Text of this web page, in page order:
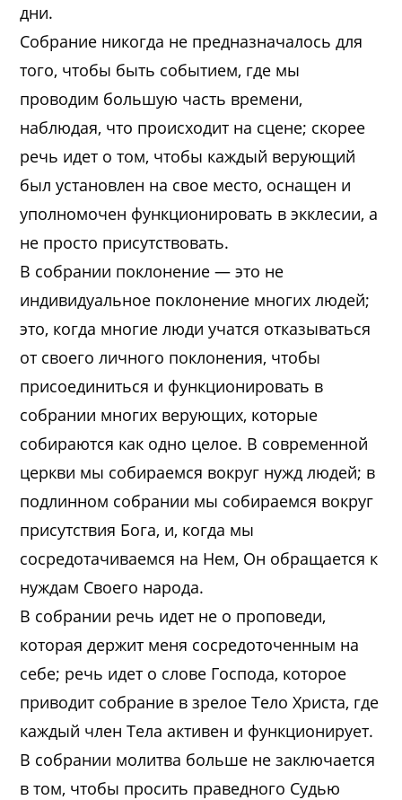
дни.
Собрание никогда не предназначалось для
того, чтобы быть событием, где мы
проводим большую часть времени,
наблюдая, что происходит на сцене; скорее
речь идет о том, чтобы каждый верующий
был установлен на свое место, оснащен и
уполномочен функционировать в экклесии, а
не просто присутствовать.
В собрании поклонение — это не
индивидуальное поклонение многих людей;
это, когда многие люди учатся отказываться
от своего личного поклонения, чтобы
присоединиться и функционировать в
собрании многих верующих, которые
собираются как одно целое. В современной
церкви мы собираемся вокруг нужд людей; в
подлинном собрании мы собираемся вокруг
присутствия Бога, и, когда мы
сосредотачиваемся на Нем, Он обращается к
нуждам Своего народа.
В собрании речь идет не о проповеди,
которая держит меня сосредоточенным на
себе; речь идет о слове Господа, которое
приводит собрание в зрелое Тело Христа, где
каждый член Тела активен и функционирует.
В собрании молитва больше не заключается
в том, чтобы просить праведного Судью